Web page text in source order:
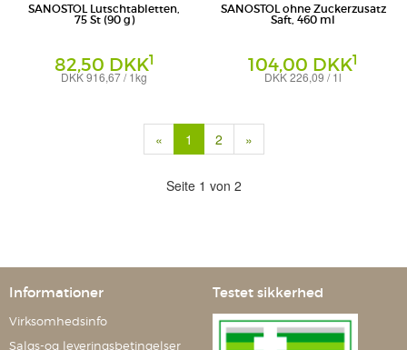
SANOSTOL Lutschtabletten,
75 St (90 g)
82,50 DKK1
DKK 916,67 / 1kg
SANOSTOL ohne Zuckerzusatz
Saft, 460 ml
104,00 DKK1
DKK 226,09 / 1l
« 1 (current)
2 »
Seite 1 von 2
Informationer
Virksomhedsinfo
Salgs-og leveringsbetingelser
Testet sikkerhed